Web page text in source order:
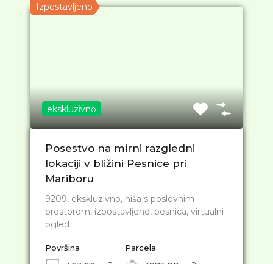
Izpostavljeno
ekskluzivno
Posestvo na mirni razgledni
lokaciji v bližini Pesnice pri
Mariboru
9209, ekskluzivno, hiša s poslovnim
prostorom, izpostavljeno, pesnica, virtualni
ogled
Površina Parcela